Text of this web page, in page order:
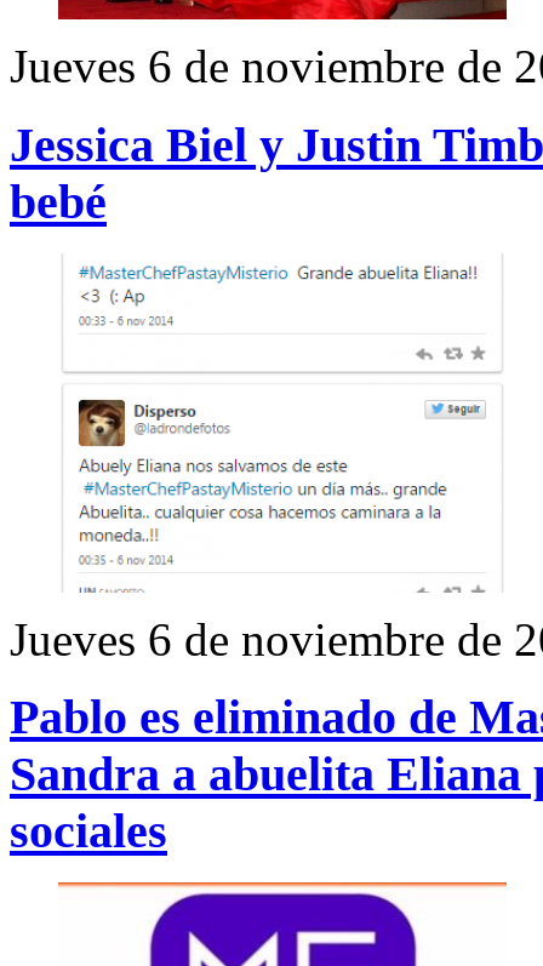
Jueves 6 de noviembre de
Jessica Biel y Justin
bebé
Jueves 6 de noviembre de
Pablo es eliminado de
Sandra a abuelita Eliana
sociales